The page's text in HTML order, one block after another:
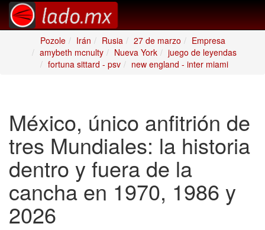
Pozole Irán Rusia 27 de marzo
Empresa
amybeth mcnulty
Nueva York
juego de leyendas
fortuna sittard - psv
new england - inter miami
México, único anfitrión de
tres Mundiales: la historia
dentro y fuera de la
cancha en 1970, 1986 y
2026